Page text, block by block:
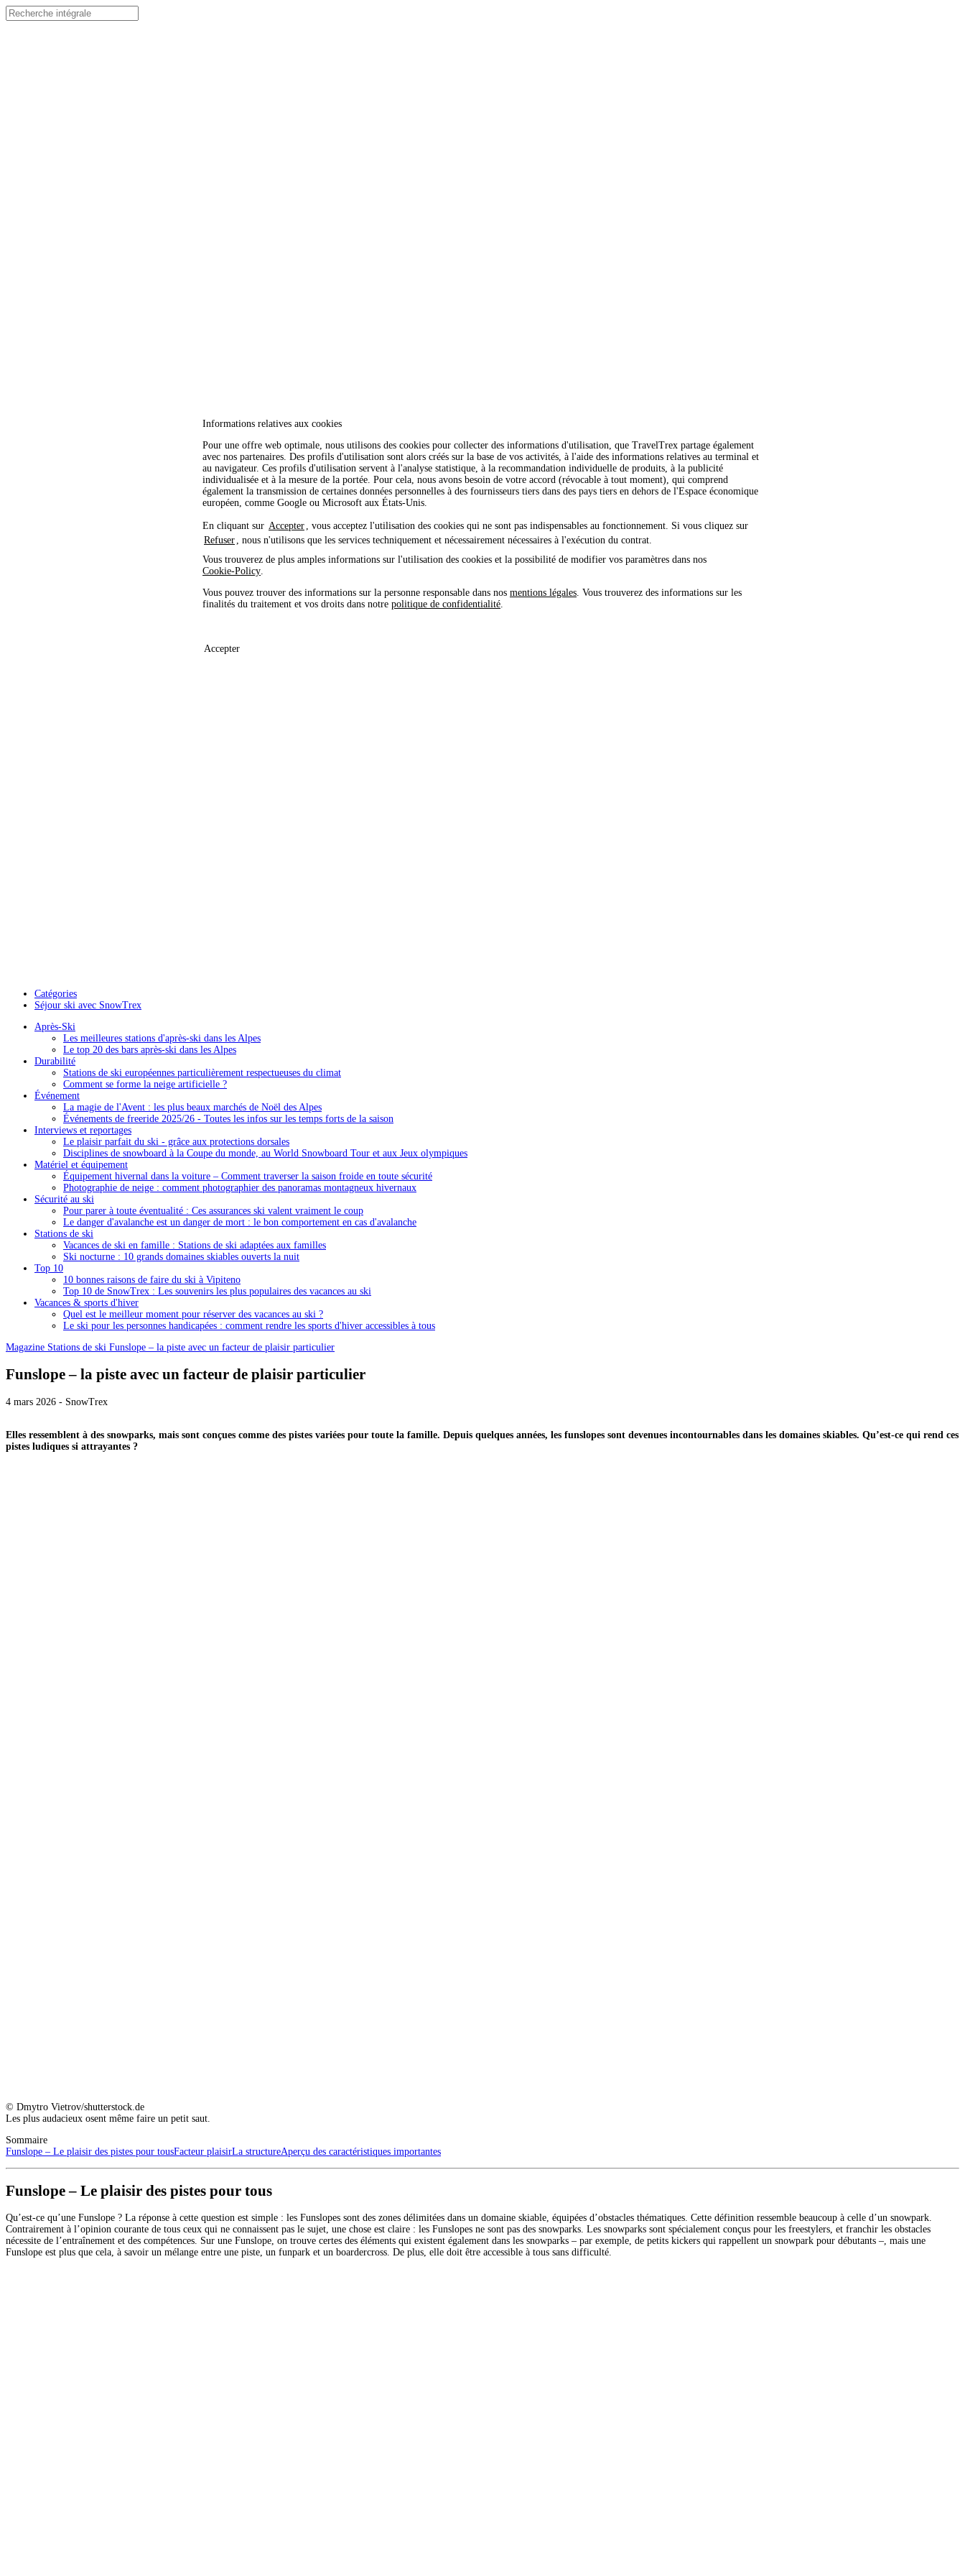
Informations relatives aux cookies
Pour une offre web optimale, nous utilisons des cookies pour collecter des informations d'utilisation, que TravelTrex partage également
avec nos partenaires. Des profils d'utilisation sont alors créés sur la base de vos activités, à l'aide des informations relatives au terminal et
au navigateur. Ces profils d'utilisation servent à l'analyse statistique, à la recommandation individuelle de produits, à la publicité
individualisée et à la mesure de la portée. Pour cela, nous avons besoin de votre accord (révocable à tout moment), qui comprend
également la transmission de certaines données personnelles à des fournisseurs tiers dans des pays tiers en dehors de l'Espace économique
européen, comme Google ou Microsoft aux États-Unis.
En cliquant sur Accepter , vous acceptez l'utilisation des cookies qui ne sont pas indispensables au fonctionnement. Si vous cliquez sur
Refuser , nous n'utilisons que les services techniquement et nécessairement nécessaires à l'exécution du contrat.
Vous trouverez de plus amples informations sur l'utilisation des cookies et la possibilité de modifier vos paramètres dans nos
Cookie-Policy
Vous pouvez trouver des informations sur la personne responsable dans nos mentions légales . Vous trouverez des informations sur les
finalités du traitement et vos droits dans notre politique de confidentialité
Accepter
Catégories
Séjour ski avec SnowTrex
Après-Ski
Les meilleures stations d'après-ski dans les Alpes
Le top 20 des bars après-ski dans les Alpes
Durabilité
Stations de ski européennes particulièrement respectueuses du climat
Comment se forme la neige artificielle ?
Événement
La magie de l'Avent : les plus beaux marchés de Noël des Alpes
Événements de freeride 2025/26 - Toutes les infos sur les temps forts de la saison
Interviews et reportages
Le plaisir parfait du ski - grâce aux protections dorsales
Disciplines de snowboard à la Coupe du monde, au World Snowboard Tour et aux Jeux olympiques
Matériel et équipement
Équipement hivernal dans la voiture – Comment traverser la saison froide en toute sécurité
Photographie de neige : comment photographier des panoramas montagneux hivernaux
Sécurité au ski
Pour parer à toute éventualité : Ces assurances ski valent vraiment le coup
Le danger d'avalanche est un danger de mort : le bon comportement en cas d'avalanche
Stations de ski
Vacances de ski en famille : Stations de ski adaptées aux familles
Ski nocturne : 10 grands domaines skiables ouverts la nuit
Top 10
10 bonnes raisons de faire du ski à Vipiteno
Top 10 de SnowTrex : Les souvenirs les plus populaires des vacances au ski
Vacances & sports d'hiver
Quel est le meilleur moment pour réserver des vacances au ski ?
Le ski pour les personnes handicapées : comment rendre les sports d'hiver accessibles à tous
Magazine Stations de ski Funslope – la piste avec un facteur de plaisir particulier
Funslope – la piste avec un facteur de plaisir particulier
4 mars 2026 - SnowTrex
Elles ressemblent à des snowparks, mais sont conçues comme des pistes variées pour toute la famille. Depuis quelques années, les funslopes sont devenues incontournables dans les domaines skiables. Qu’est-ce qui rend ces
pistes ludiques si attrayantes ?
© Dmytro Vietrov/shutterstock.de
Les plus audacieux osent même faire un petit saut.
Sommaire
Funslope – Le plaisir des pistes pour tousFacteur plaisirLa structureAperçu des caractéristiques importantes
Funslope – Le plaisir des pistes pour tous
Qu’est-ce qu’une Funslope ? La réponse à cette question est simple : les Funslopes sont des zones délimitées dans un domaine skiable, équipées d’obstacles thématiques. Cette définition ressemble beaucoup à celle d’un snowpark.
Contrairement à l’opinion courante de tous ceux qui ne connaissent pas le sujet, une chose est claire : les Funslopes ne sont pas des snowparks. Les snowparks sont spécialement conçus pour les freestylers, et franchir les obstacles
nécessite de l’entraînement et des compétences. Sur une Funslope, on trouve certes des éléments qui existent également dans les snowparks – par exemple, de petits kickers qui rappellent un snowpark pour débutants –, mais une
Funslope est plus que cela, à savoir un mélange entre une piste, un funpark et un boardercross. De plus, elle doit être accessible à tous sans difficulté.